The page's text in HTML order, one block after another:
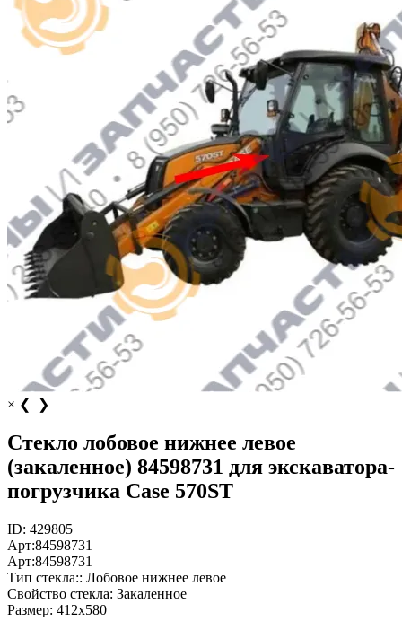
× ❮ ❯
Стекло лобовое нижнее левое
(закаленное) 84598731 для экскаватора-
погрузчика Case 570ST
ID: 429805
Арт:84598731
Арт:84598731
Тип стекла:: Лобовое нижнее левое
Свойство стекла: Закаленное
Размер: 412х580